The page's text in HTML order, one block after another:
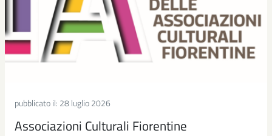
pubblicato il: 28 luglio 2026
Associazioni Culturali Fiorentine